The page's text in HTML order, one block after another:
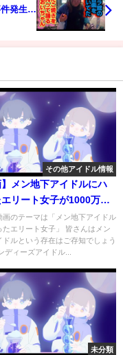
件発生…
その他アイドル情報
】メン地下アイドルにハ
リート女子が1000万課
ス、バックハグ、店外
‥過激サービスの沼にハ
女子の末路とは【マンガ
画のテーマは「メン地下アイドル
たエリート女子」 皆さんはメン
ドルという存在はご存知でしょう
ディーズアイドル...
未分類